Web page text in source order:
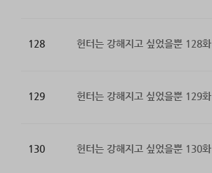
128 헌터는 강해지고 싶었을뿐 128화
129 헌터는 강해지고 싶었을뿐 129화
130 헌터는 강해지고 싶었을뿐 130화